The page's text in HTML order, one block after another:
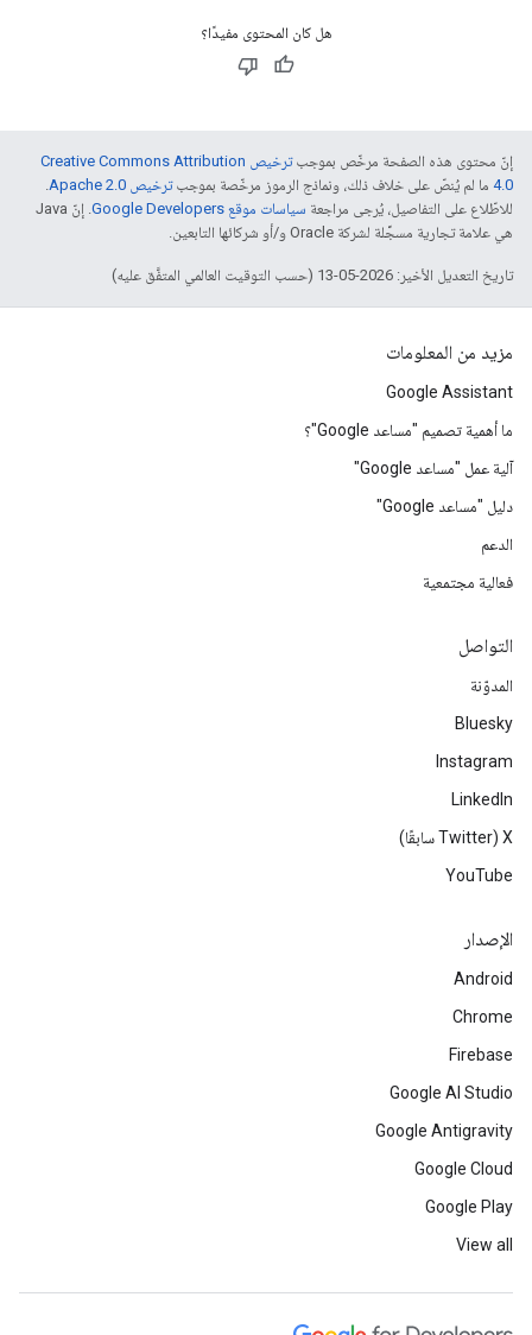
هل كان المحتوى مفيدًا؟
إنّ محتوى هذه الصفحة مرخّص بموجب
ترخيص Creative Commons Attribution
4.0‏ ما لم يُنصّ على خلاف ذلك، ونماذج الرموز مرخّصة بموجبترخيص Apache 2.0‏
للاطّلاع على التفاصيل، يُرجى مراجعة سياسات موقع Google Developers‏
. إنّ Java
هي علامة تجارية مسجَّلة لشركة Oracle و/أو شركائها التابعين.
تاريخ التعديل الأخير: 2026-05-13 (حسب التوقيت العالمي المتفَّق عليه)
مزيد من المعلومات
Google Assistant
ما أهمية تصميم "مساعد Google"؟
آلية عمل "مساعد Google"
دليل "مساعد Google"
الدعم
فعالية مجتمعية
التواصل
المدوّنة
Bluesky
Instagram
LinkedIn
‫X ‏(Twitter سابقًا)
YouTube
الإصدار
Android
Chrome
Firebase
Google AI Studio
Google Antigravity
Google Cloud
Google Play
View all